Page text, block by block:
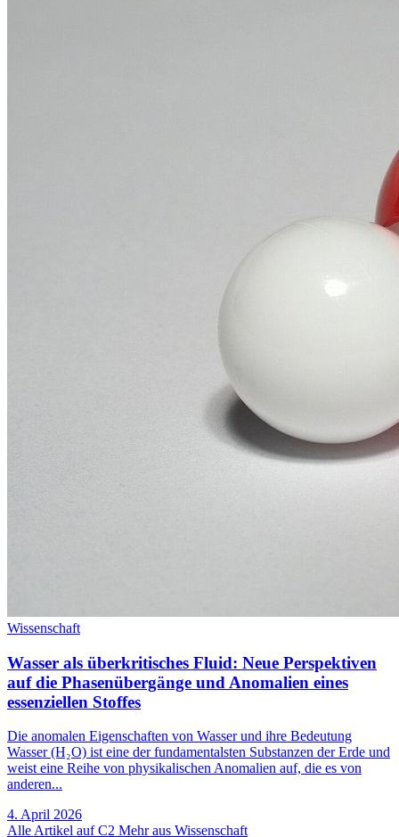
Wissenschaft
Wasser als überkritisches Fluid: Neue Perspektiven
auf die Phasenübergänge und Anomalien eines
essenziellen Stoffes
Die anomalen Eigenschaften von Wasser und ihre Bedeutung
Wasser (H₂O) ist eine der fundamentalsten Substanzen der Erde und
weist eine Reihe von physikalischen Anomalien auf, die es von
anderen...
4. April 2026
Alle Artikel auf C2 Mehr aus Wissenschaft